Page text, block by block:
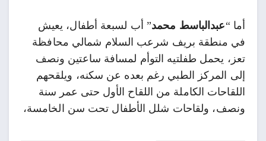
أما “عبدالباسط محمد” أب لسبعة أطفال، يعيش
في منطقة بريف شرعب السلام شمالي محافظة
تعز، يحمل طفلتيه التوأم لمسافة ساعتين ونصف
إلى المركز الطبي رغم بعده عن سكنه، ويلقحهم
اللقاحات الكاملة من اللقاح الأول حتى عمر سنة
ونصف، ولقاحات شلل الأطفال تحت سن الخامسة،